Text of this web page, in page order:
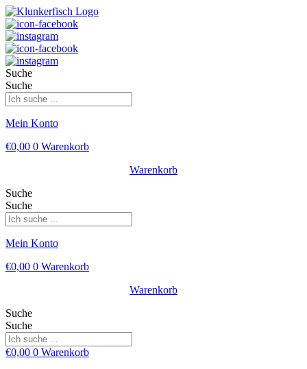
Suche
Suche
Mein Konto
€0,00 0 Warenkorb
Warenkorb
Suche
Suche
Mein Konto
€0,00 0 Warenkorb
Warenkorb
Suche
Suche
€0,00 0 Warenkorb